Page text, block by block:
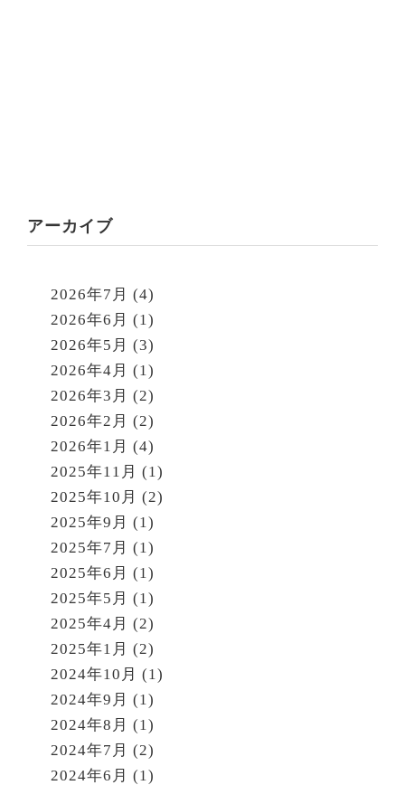
アーカイブ
2026年7月 (4)
2026年6月 (1)
2026年5月 (3)
2026年4月 (1)
2026年3月 (2)
2026年2月 (2)
2026年1月 (4)
2025年11月 (1)
2025年10月 (2)
2025年9月 (1)
2025年7月 (1)
2025年6月 (1)
2025年5月 (1)
2025年4月 (2)
2025年1月 (2)
2024年10月 (1)
2024年9月 (1)
2024年8月 (1)
2024年7月 (2)
2024年6月 (1)